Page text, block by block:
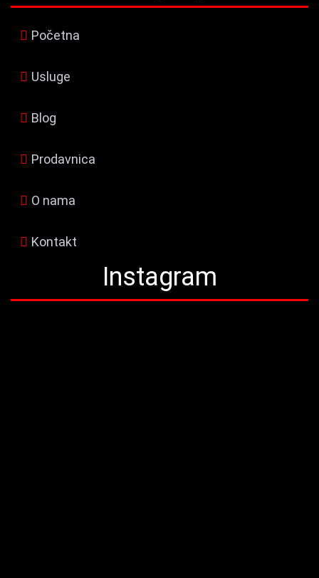
Početna
Usluge
Blog
Prodavnica
O nama
Kontakt
Instagram